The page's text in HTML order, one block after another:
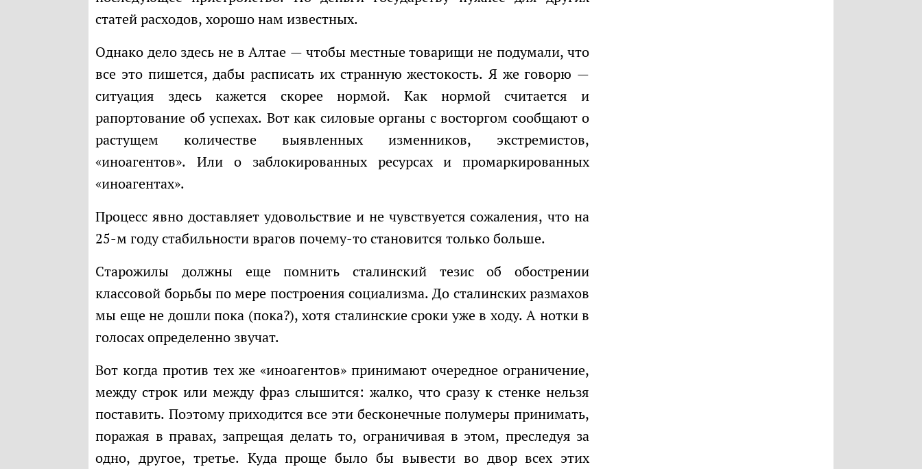
статей расходов, хорошо нам известных.
Однако дело здесь не в Алтае — чтобы местные товарищи не подумали, что
все это пишется, дабы расписать их странную жестокость. Я же говорю —
ситуация здесь кажется скорее нормой. Как нормой считается и
рапортование об успехах. Вот как силовые органы с восторгом сообщают о
растущем количестве выявленных изменников, экстремистов,
«иноагентов». Или о заблокированных ресурсах и промаркированных
«иноагентах».
Процесс явно доставляет удовольствие и не чувствуется сожаления, что на
25-м году стабильности врагов почему-то становится только больше.
Старожилы должны еще помнить сталинский тезис об обострении
классовой борьбы по мере построения социализма. До сталинских размахов
мы еще не дошли пока (пока?), хотя сталинские сроки уже в ходу. А нотки в
голосах определенно звучат.
Вот когда против тех же «иноагентов» принимают очередное ограничение,
между строк или между фраз слышится: жалко, что сразу к стенке нельзя
поставить. Поэтому приходится все эти бесконечные полумеры принимать,
поражая в правах, запрещая делать то, ограничивая в этом, преследуя за
одно, другое, третье. Куда проще было бы вывести во двор всех этих